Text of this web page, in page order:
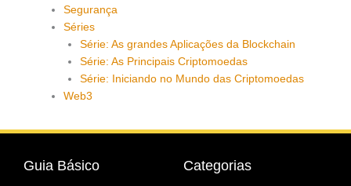
Segurança
Séries
Série: As grandes Aplicações da Blockchain
Série: As Principais Criptomoedas
Série: Iniciando no Mundo das Criptomoedas
Web3
Guia Básico Categorias